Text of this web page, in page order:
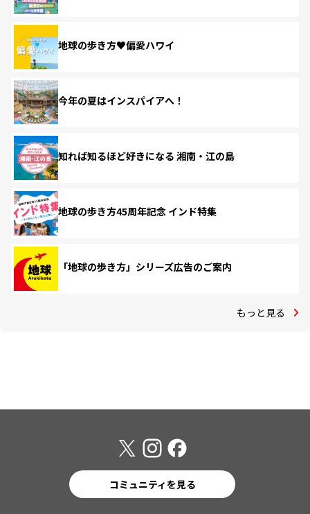
地球の歩き方♥偏愛ハワイ
今年の夏はインスパイアへ！
知れば知るほど好きになる 湘南・江の島
地球の歩き方45周年記念 インド特集
「地球の歩き方」シリーズ広告のご案内
もっと見る
コミュニティを見る